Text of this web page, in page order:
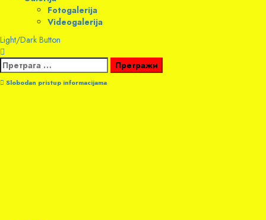
Fotogalerija
Videogalerija
Light/Dark Button
Претрага
за:
Slobodan pristup informacijama